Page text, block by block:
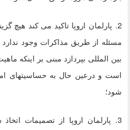
2. پارلمان اروپا تاکید می کند هیچ
مسئله از طریق مذاکرات وجود
بین المللی بپردازد مبنی بر اینکه
است و درعین حال به حساسیتهای
شود؛
3. پارلمان اروپا از تصمیمات